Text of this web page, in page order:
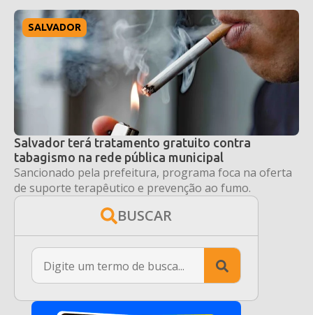
SALVADOR
Salvador terá tratamento gratuito contra
tabagismo na rede pública municipal
Sancionado pela prefeitura, programa foca na oferta
de suporte terapêutico e prevenção ao fumo.
BUSCAR
Search